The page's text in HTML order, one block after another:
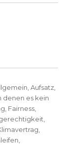
,Aufsatz
denen es kein
Fairness